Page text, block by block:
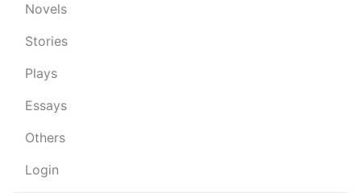
Novels
Stories
Plays
Essays
Others
Login